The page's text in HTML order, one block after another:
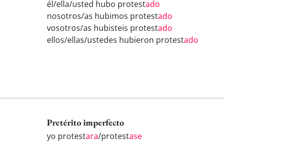
él/ella/usted hubo protestado
nosotros/as hubimos protestado
vosotros/as hubisteis protestado
ellos/ellas/ustedes hubieron protestado
Pretérito imperfecto
yo protestara/protestase